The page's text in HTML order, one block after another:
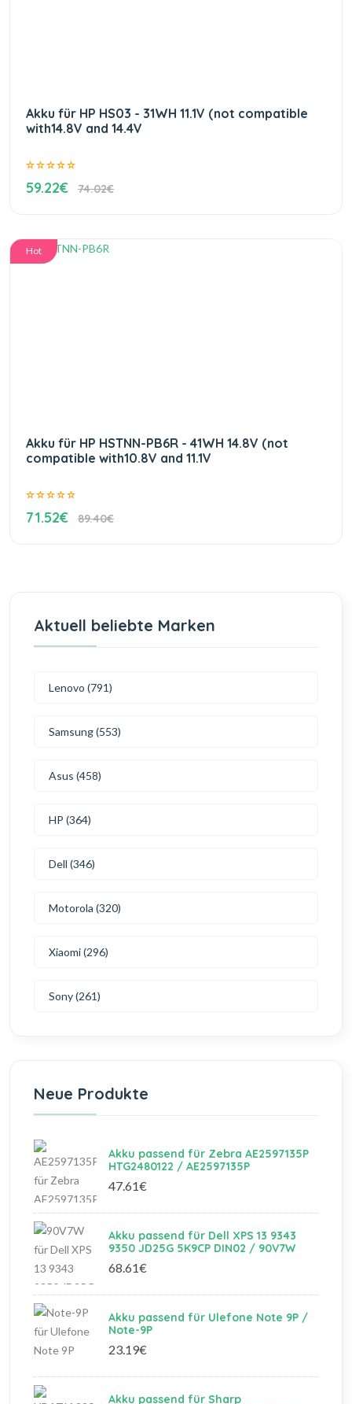
Akku für HP HS03 - 31WH 11.1V (not compatible
with14.8V and 14.4V
59.22€ 74.02€
Hot
Akku für HP HSTNN-PB6R - 41WH 14.8V (not
compatible with10.8V and 11.1V
71.52€ 89.40€
Aktuell beliebte Marken
Lenovo (791)
Samsung (553)
Asus (458)
HP (364)
Dell (346)
Motorola (320)
Xiaomi (296)
Sony (261)
Neue Produkte
Akku passend für Zebra AE2597135P
HTG2480122 / AE2597135P
47.61€
Akku passend für Dell XPS 13 9343
9350 JD25G 5K9CP DIN02 / 90V7W
68.61€
Akku passend für Ulefone Note 9P /
Note-9P
23.19€
Akku passend für Sharp